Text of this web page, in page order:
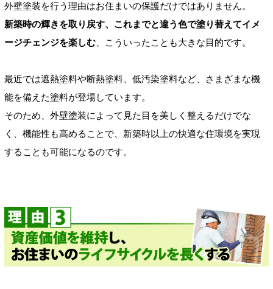
外壁塗装を行う理由はお住まいの保護だけではありません。
新築時の輝きを取り戻す、これまでと違う色で塗り替えてイメ
ージチェンジを楽しむ 、こういったことも大きな目的です。
最近では遮熱塗料や断熱塗料、低汚染塗料など、さまざまな機
能を備えた塗料が登場しています。
そのため、外壁塗装によって見た目を美しく整えるだけでな
く、機能性も高めることで、新築時以上の快適な住環境を実現
することも可能になるのです。